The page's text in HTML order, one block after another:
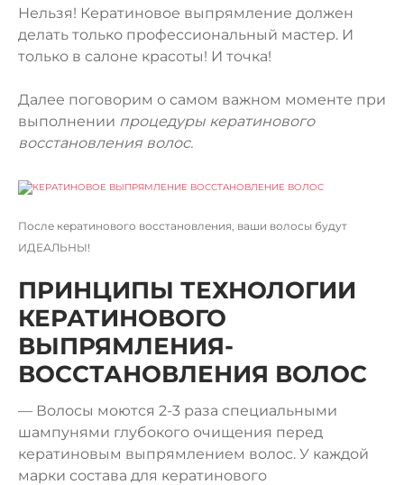
Нельзя! Кератиновое выпрямление должен
делать только профессиональный мастер. И
только в салоне красоты! И точка!
Далее поговорим о самом важном моменте при
выполнении процедуры кератинового
восстановления волос.
После кератинового восстановления, ваши волосы будут
ИДЕАЛЬНЫ!
ПРИНЦИПЫ ТЕХНОЛОГИИ
КЕРАТИНОВОГО
ВЫПРЯМЛЕНИЯ-
ВОССТАНОВЛЕНИЯ ВОЛОС
— Волосы моются 2-3 раза специальными
шампунями глубокого очищения перед
кератиновым выпрямлением волос. У каждой
марки состава для кератинового